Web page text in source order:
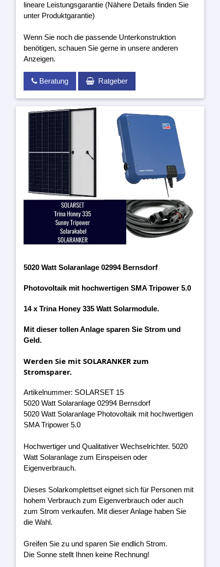
lineare Leistungsgarantie (Nähere Details finden Sie
unter Produktgarantie)
Wenn Sie noch die passende Unterkonstruktion
benötigen, schauen Sie gerne in unsere anderen
Anzeigen.
Beratung Ratgeber
5020 Watt Solaranlage 02994 Bernsdorf
Photovoltaik mit hochwertigen SMA Tripower 5.0
14 x Trina Honey 335 Watt Solarmodule.
Mit dieser tollen Anlage sparen Sie Strom und
Geld.
Werden Sie mit SOLARANKER zum
Stromsparer.
Artikelnummer: SOLARSET 15
5020 Watt Solaranlage 02994 Bernsdorf
5020 Watt Solaranlage Photovoltaik mit hochwertigen
SMA Tripower 5.0
Hochwertiger und Qualitativer Wechselrichter. 5020
Watt Solaranlage zum Einspeisen oder
Eigenverbrauch.
Dieses Solarkomplettset eignet sich für Personen mit
hohem Verbrauch zum Eigenverbrauch oder auch
zum Strom verkaufen. Mit dieser Anlage haben Sie
die Wahl.
Greifen Sie zu und sparen Sie endlich Strom.
Die Sonne stellt Ihnen keine Rechnung!